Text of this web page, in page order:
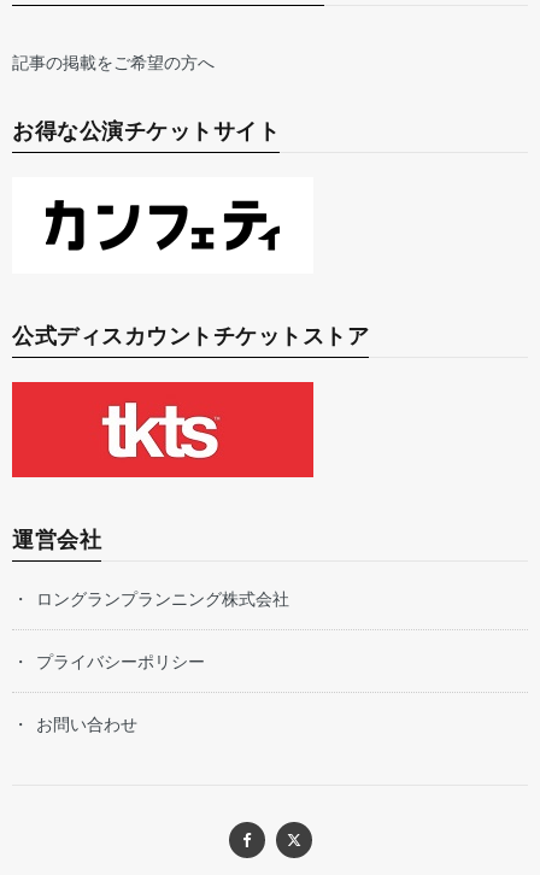
記事の掲載をご希望の方へ
お得な公演チケットサイト
公式ディスカウントチケットストア
運営会社
ロングランプランニング株式会社
プライバシーポリシー
お問い合わせ